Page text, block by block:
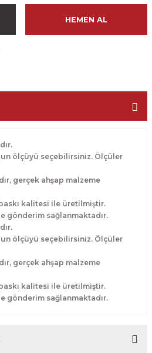
HEMEN AL
ölçüyü seçebilirsiniz. Ölçüler
gerçek ahşap malzeme
kalitesi ile üretilmiştir.
gönderim sağlanmaktadır.
ölçüyü seçebilirsiniz. Ölçüler
gerçek ahşap malzeme
kalitesi ile üretilmiştir.
gönderim sağlanmaktadır.